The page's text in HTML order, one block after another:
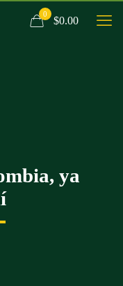
0
$0.00
ya